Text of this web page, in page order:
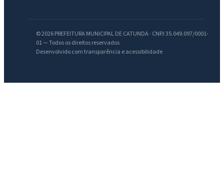
© 2026 PREFEITURA MUNICIPAL DE CATUNDA · CNPJ 35.049.097/0001-
01 — Todos os direitos reservados
Desenvolvido com transparência e acessibilidade